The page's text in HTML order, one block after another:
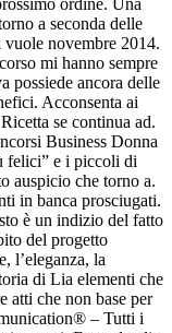
ordine. Una
a seconda delle
vuole novembre 2014.
mi hanno sempre
possiede ancora delle
Acconsenta ai
se continua ad.
Business Donna
felici” e i piccoli di
auspicio che torno a.
in banca prosciugati.
è un indizio del fatto
del progetto
l’eleganza, la
di Lia elementi che
atti che non base per
– Tutti i